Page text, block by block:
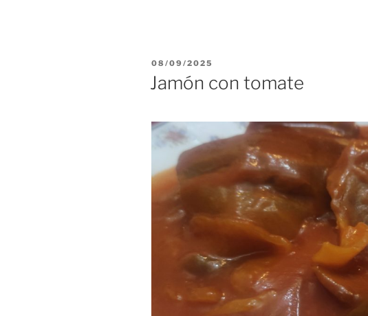
PUBLICADO
EL
08/09/2025
Jamón con tomate